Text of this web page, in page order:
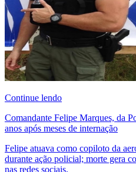
Continue lendo
Comandante Felipe Marques, da
anos após meses de internação
Felipe atuava como copiloto da
durante ação policial; morte gera
nas redes sociais.